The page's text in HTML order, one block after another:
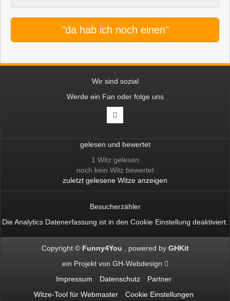
"da hab ich noch einen"
Wir sind sozial
Werde ein Fan oder folge uns
gelesen und bewertet
1 Witz gelesen
noch kein Witz bewertet
zuletzt gelesene Witze anzeigen
Besucherzähler
Die Analytics Datenerfassung ist in den Cookie Einstellung deaktiviert.
Copyright © Funny4You powered by GHKit
ein Projekt von GH-Webdesign
Impressum
Datenschutz
Partner
Witze-Tool für Webmaster
Cookie Einstellungen